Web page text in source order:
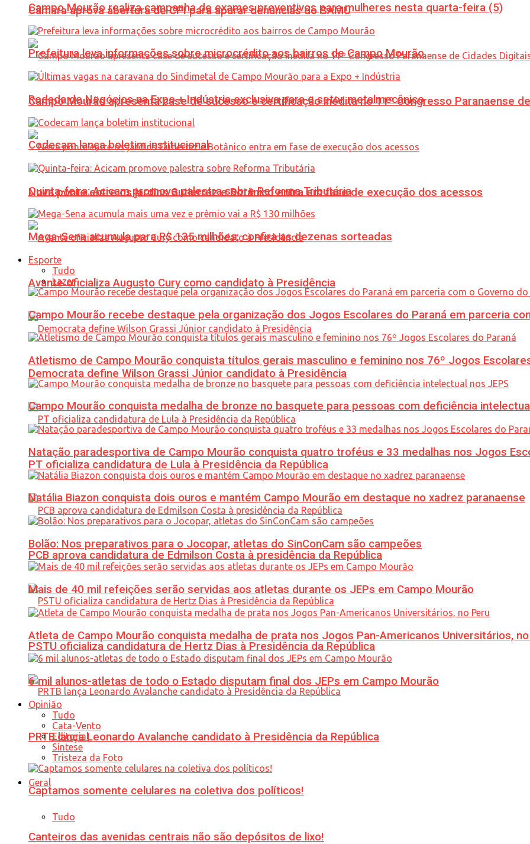
Câmara aprova abertura de CPI para apurar denúncias do SAMU
Campo Mourão apresenta case de sucesso e certificação inédita no 11º Congresso Paranaense
Nova ponte entre os jardins Gutierrez e Botânico entra em fase de execução dos acessos
Avante oficializa Augusto Cury como candidato à Presidência
Democrata define Wilson Grassi Júnior candidato à Presidência
PT oficializa candidatura de Lula à Presidência da República
PCB aprova candidatura de Edmilson Costa à presidência da República
PSTU oficializa candidatura de Hertz Dias à Presidência da República
PRTB lança Leonardo Avalanche candidato à Presidência da República
Geral
Tudo
Campo Mourão realiza campanha de exames preventivos para mulheres nesta quarta-feira (5)
Prefeitura leva informações sobre microcrédito aos bairros de Campo Mourão
Rodada de Negócios na Expo + Indústria exclusiva para o setor metalmecânico
Codecam lança boletim institucional
Quinta-feira: Acicam promove palestra sobre Reforma Tributária
Mega-Sena acumula para R$ 135 milhões; confira as dezenas sorteadas
Esporte
Tudo
Lazer
Campo Mourão recebe destaque pela organização dos Jogos Escolares do Paraná em parceria
Atletismo de Campo Mourão conquista títulos gerais masculino e feminino nos 76º Jogos
Campo Mourão conquista medalha de bronze no basquete para pessoas com deficiência
Natação paradesportiva de Campo Mourão conquista quatro troféus e 33 medalhas nos Jogos
Natália Biazon conquista dois ouros e mantém Campo Mourão em destaque no xadrez paranaense
Bolão: Nos preparativos para o Jocopar, atletas do SinConCam são campeões
Mais de 40 mil refeições serão servidas aos atletas durante os JEPs em Campo Mourão
Atleta de Campo Mourão conquista medalha de prata nos Jogos Pan-Americanos Universitários,
6 mil alunos-atletas de todo o Estado disputam final dos JEPs em Campo Mourão
Opinião
Tudo
Cata-Vento
Editorial
Síntese
Tristeza da Foto
Captamos somente celulares na coletiva dos políticos!
Canteiros das avenidas centrais não são depósitos de lixo!